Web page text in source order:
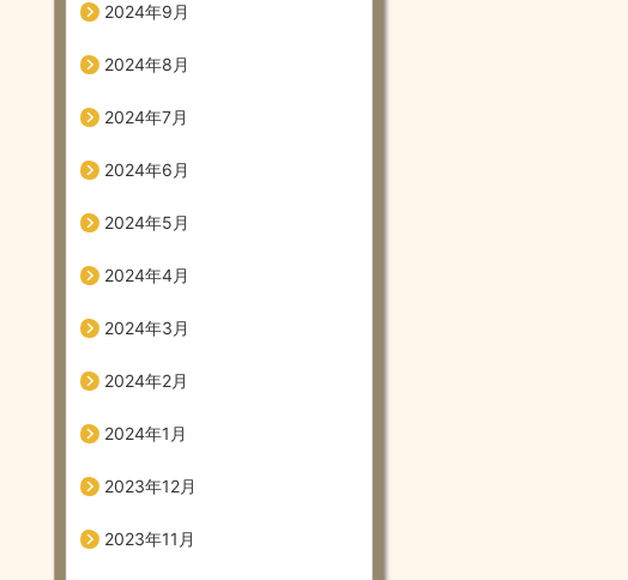
2024年9月
2024年8月
2024年7月
2024年6月
2024年5月
2024年4月
2024年3月
2024年2月
2024年1月
2023年12月
2023年11月